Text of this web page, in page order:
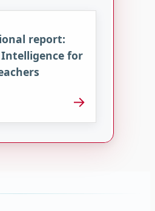
report:
for
→